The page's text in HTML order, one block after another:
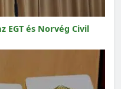
EGT és Norvég Civil